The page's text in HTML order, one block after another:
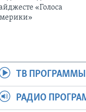
«Голоса
ТВ ПРОГРАММЫ
РАДИО